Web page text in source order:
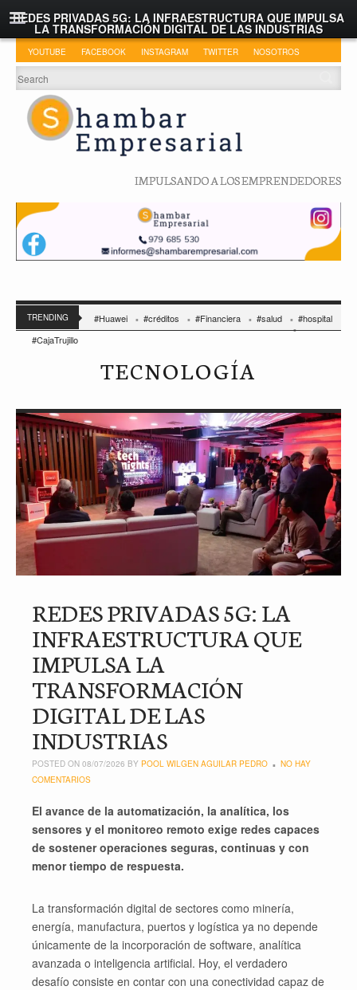
REDES PRIVADAS 5G: LA INFRAESTRUCTURA QUE IMPULSA
LA TRANSFORMACIÓN DIGITAL DE LAS INDUSTRIAS
YOUTUBE FACEBOOK INSTAGRAM TWITTER NOSOTROS
IMPULSANDO A LOS EMPRENDEDORES
TRENDING #Huawei #créditos #Financiera #salud
#hospital
#CajaTrujillo
TECNOLOGÍA
REDES PRIVADAS 5G: LA
INFRAESTRUCTURA QUE
IMPULSA LA
TRANSFORMACIÓN
DIGITAL DE LAS
INDUSTRIAS
POSTED ON 08/07/2026 BY POOL WILGEN AGUILAR PEDRO
NO HAY
COMENTARIOS
El avance de la automatización, la analítica, los
sensores y el monitoreo remoto exige redes capaces
de sostener operaciones seguras, continuas y con
menor tiempo de respuesta.
La transformación digital de sectores como minería,
energía, manufactura, puertos y logística ya no depende
únicamente de la incorporación de software, analítica
avanzada o inteligencia artificial. Hoy, el verdadero
desafío consiste en contar con una conectividad capaz de